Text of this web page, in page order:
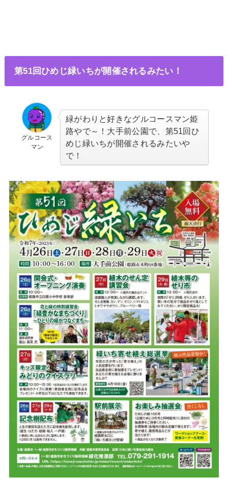
第51回ひめじ緑いちが開催されるみたい！
グルコース
マン
緑がわりと好きなグルコースマン姫
路やで～！大手前公園で、第51回ひ
めじ緑いちが開催されるみたいや
で！